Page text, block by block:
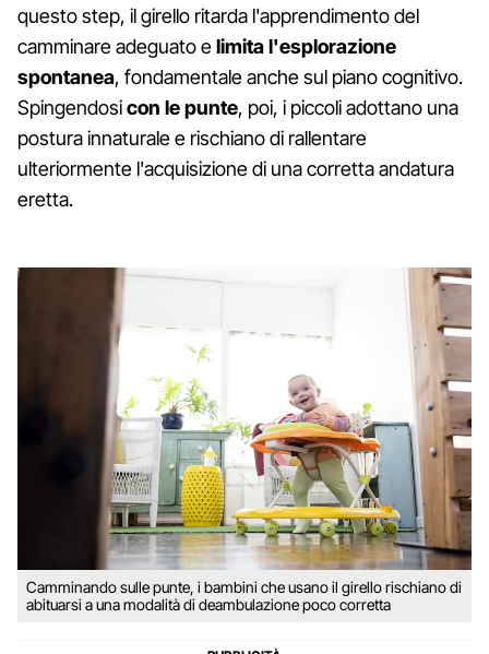
questo step, il girello ritarda l'apprendimento del
camminare adeguato elimita l'esplorazione
spontanea, fondamentale anche sul piano cognitivo.
Spingendosicon le punte, poi, i piccoli adottano una
postura innaturale e rischiano di rallentare
ulteriormente l'acquisizione di una corretta andatura
eretta.
Camminando sulle punte, i bambini che usano il girello rischiano di
abituarsi a una modalità di deambulazione poco corretta